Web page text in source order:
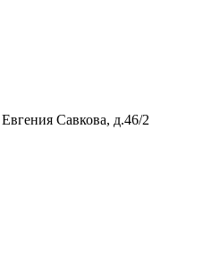
Евгения Савкова, д.46/2